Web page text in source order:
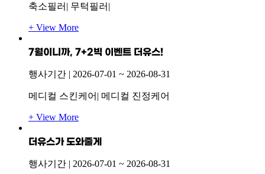
축소필러| 무턱필러|
+ View More
7월이니까, 7+2빅 이벤트 더유스!
행사기간 | 2026-07-01 ~ 2026-08-31
메디컬 스킨케어| 메디컬 진정케어
+ View More
더유스가 도와줄게
행사기간 | 2026-07-01 ~ 2026-08-31